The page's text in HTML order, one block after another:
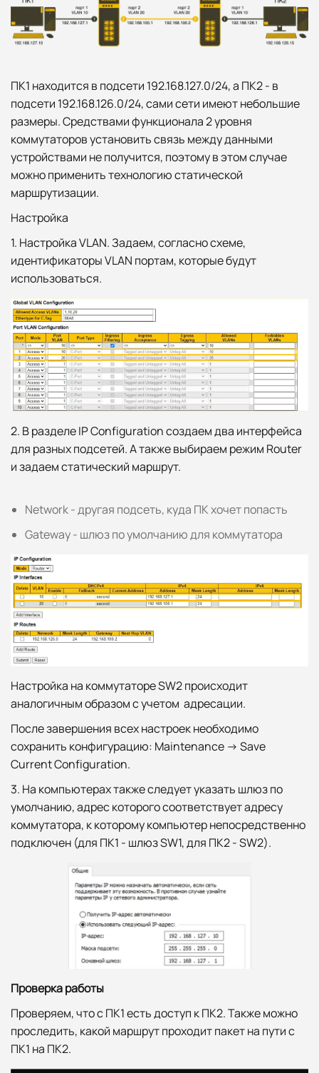
ПК1 находится в подсети 192.168.127.0/24, а ПК2 - в
подсети 192.168.126.0/24, сами сети имеют небольшие
размеры. Средствами функционала 2 уровня
коммутаторов установить связь между данными
устройствами не получится, поэтому в этом случае
можно применить технологию статической
маршрутизации.
Настройка
1. Настройка VLAN. Задаем, согласно схеме,
идентификаторы VLAN портам, которые будут
использоваться.
2. В разделе IP Configuration создаем два интерфейса
для разных подсетей. А также выбираем режим Router
и задаем статический маршрут.
Network - другая подсеть, куда ПК хочет попасть
Gateway - шлюз по умолчанию для коммутатора
Настройка на коммутаторе SW2 происходит
аналогичным образом с учетом адресации.
После завершения всех настроек необходимо
сохранить конфигурацию: Maintenance -> Save
Current Configuration.
3. На компьютерах также следует указать шлюз по
умолчанию, адрес которого соответствует адресу
коммутатора, к которому компьютер непосредственно
подключен (для ПК1 - шлюз SW1, для ПК2 - SW2).
Проверка работы
Проверяем, что с ПК1 есть доступ к ПК2. Также можно
проследить, какой маршрут проходит пакет на пути с
ПК1 на ПК2.